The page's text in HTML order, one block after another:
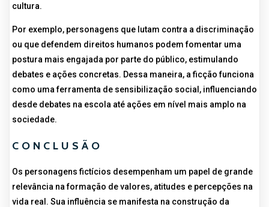
cultura.
Por exemplo, personagens que lutam contra a discriminação
ou que defendem direitos humanos podem fomentar uma
postura mais engajada por parte do público, estimulando
debates e ações concretas. Dessa maneira, a ficção funciona
como uma ferramenta de sensibilização social, influenciando
desde debates na escola até ações em nível mais amplo na
sociedade.
CONCLUSÃO
Os personagens fictícios desempenham um papel de grande
relevância na formação de valores, atitudes e percepções na
vida real. Sua influência se manifesta na construção da